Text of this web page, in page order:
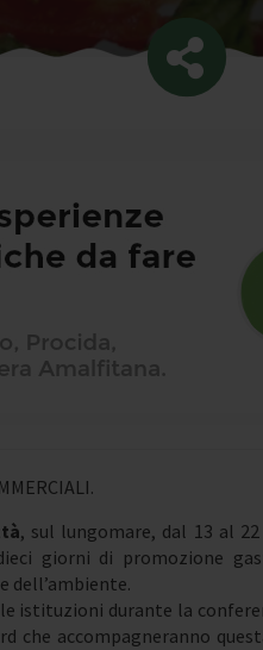
, sul lungomare, dal 13 al
giorni di promozione
istituzioni durante la
che accompagneranno